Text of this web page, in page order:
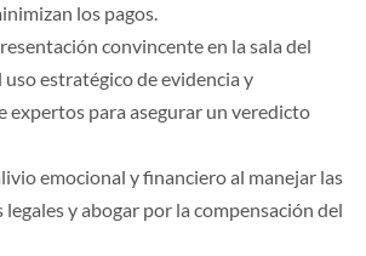
los pagos.
convincente en la sala del
estratégico de evidencia y
expertos para asegurar un veredicto
emocional y financiero al manejar las
y abogar por la compensación del